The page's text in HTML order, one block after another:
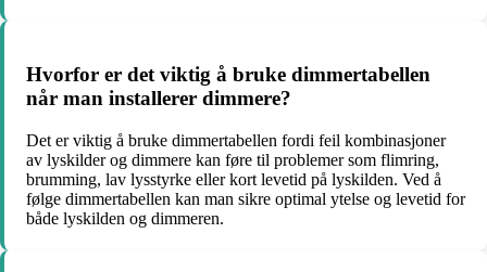
Hvorfor er det viktig å bruke dimmertabellen
når man installerer dimmere?
Det er viktig å bruke dimmertabellen fordi feil kombinasjoner
av lyskilder og dimmere kan føre til problemer som flimring,
brumming, lav lysstyrke eller kort levetid på lyskilden. Ved å
følge dimmertabellen kan man sikre optimal ytelse og levetid for
både lyskilden og dimmeren.